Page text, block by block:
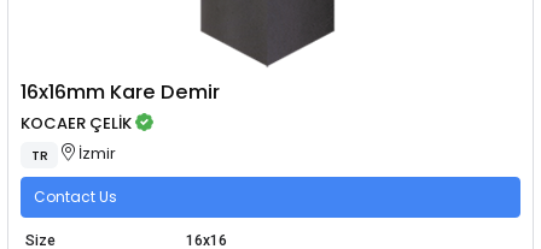
16x16mm Kare Demir
KOCAER ÇELİK
TR İzmir
Contact Us
Size
16x16